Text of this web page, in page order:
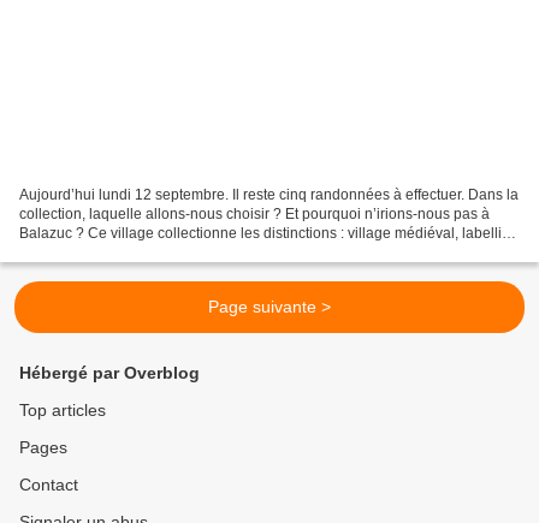
Aujourd’hui lundi 12 septembre. Il reste cinq randonnées à effectuer. Dans la
collection, laquelle allons-nous choisir ? Et pourquoi n’irions-nous pas à
Balazuc ? Ce village collectionne les distinctions : village médiéval, labellisé
Page suivante >
Hébergé par Overblog
Top articles
Pages
Contact